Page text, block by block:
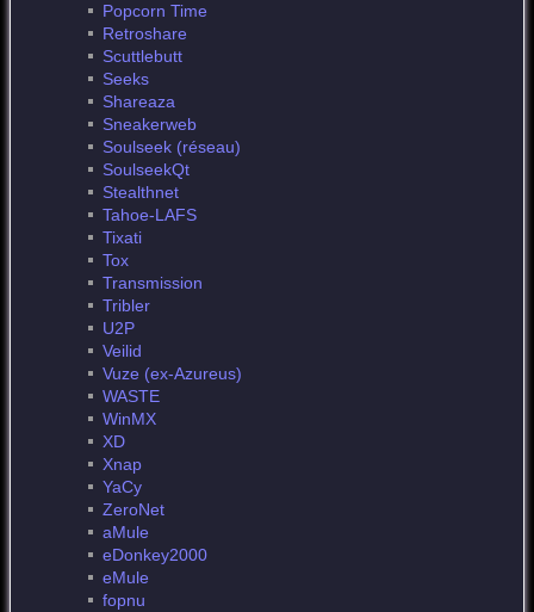
Popcorn Time
Retroshare
Scuttlebutt
Seeks
Shareaza
Sneakerweb
Soulseek (réseau)
SoulseekQt
Stealthnet
Tahoe-LAFS
Tixati
Tox
Transmission
Tribler
U2P
Veilid
Vuze (ex-Azureus)
WASTE
WinMX
XD
Xnap
YaCy
ZeroNet
aMule
eDonkey2000
eMule
fopnu